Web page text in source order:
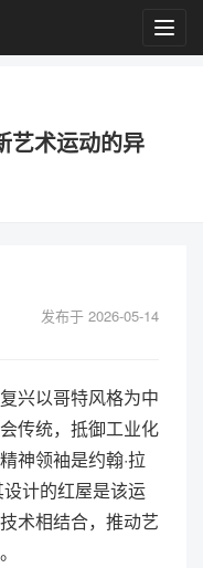
艺术运动的异
发布于 2026-05-14
兴以哥特风格为中
传统，抵御工业化
神领袖是约翰·拉
计的红屋是该运
术相结合，推动艺